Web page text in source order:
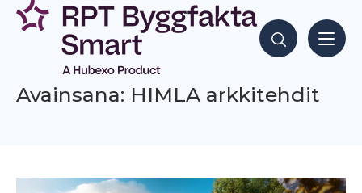
Siirry
sisältöön
Hae sisältöjä
Avainsana: HIMLA arkkitehdit